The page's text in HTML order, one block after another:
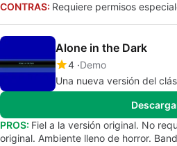
CONTRAS: Requiere permisos
Alone in the Dark
4 Demo
Una nueva versión del
PROS: Fiel a la versión original. No
original. Ambiente lleno de horror.